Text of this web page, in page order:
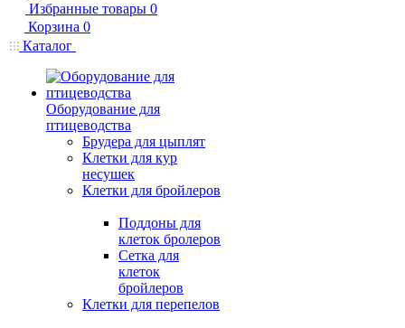
Избранные товары 0
Корзина 0
Каталог
Оборудование для
птицеводства
Брудера для цыплят
Клетки для кур
несушек
Клетки для бройлеров
Поддоны для
клеток бролеров
Сетка для
клеток
бройлеров
Клетки для перепелов